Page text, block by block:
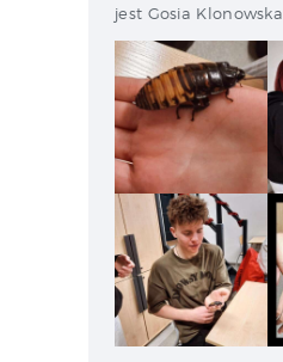
jest Gosia Klonowska